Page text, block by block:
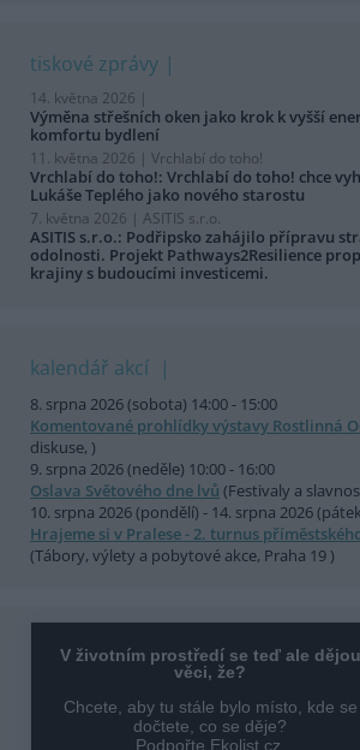
tiskové zprávy
14. května 2026 |
Výměna střešních oken jako krok k vyšší
komfortu bydlení
11. května 2026 | Vrchlabí do toho!
Vrchlabí do toho!: Vrchlabí do toho! chce
Lukáše Teplého jako nového starostu
7. května 2026 | ASITIS s.r.o.
ASITIS s.r.o.: Podřipsko zahájilo přípravu
odolnosti. Projekt Pathways2Resilience
krajiny s budoucími investicemi.
kalendář akcí
8. srpna 2026 (sobota) 14:00 - 15:00
Komentované prohlídky výstavy Rostlinná
diskuse, )
9. srpna 2026 (neděle) 10:00 - 16:00
Oslava Světového dne lvů (Festivaly a
10. srpna 2026 (pondělí) - 14. srpna 2026
Hrajeme si v Pralese - 2. turnus
(Tábory, výlety a pobytové akce, Praha 19 )